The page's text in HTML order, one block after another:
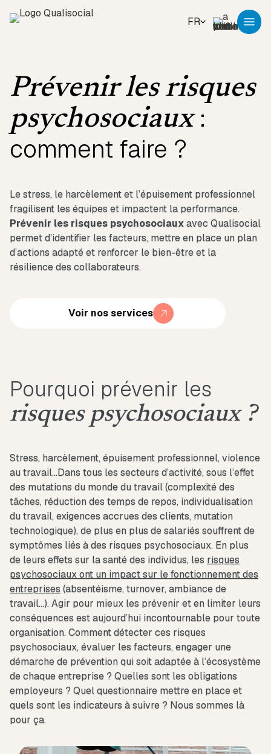
FR
Prévenir les risques
psychosociaux:
comment faire ?
Le stress, le harcèlement et l’épuisement professionnel
fragilisent les équipes et impactent la performance.
Prévenir les risques psychosociauxavec Qualisocial
permet d’identifier les facteurs, mettre en place un plan
d’actions adapté et renforcer le bien-être et la
résilience des collaborateurs.
Voir nos services
Pourquoi prévenir les
risques psychosociaux ?
Stress, harcèlement, épuisement professionnel, violence
au travail…Dans tous les secteurs d’activité, sous l’effet
des mutations du monde du travail (complexité des
tâches, réduction des temps de repos, individualisation
du travail, exigences accrues des clients, mutation
technologique), de plus en plus de salariés souffrent de
symptômes liés à des risques psychosociaux. En plus
de leurs effets sur la santé des individus, les risques
psychosociaux ont un impact sur le fonctionnement des
entreprises (absentéisme, turnover, ambiance de
travail…). Agir pour mieux les prévenir et en limiter leurs
conséquences est aujourd’hui incontournable pour toute
organisation. Comment détecter ces risques
psychosociaux, évaluer les facteurs, engager une
démarche de prévention qui soit adaptée à l’écosystème
de chaque entreprise ? Quelles sont les obligations
employeurs ? Quel questionnaire mettre en place et
quels sont les indicateurs à suivre ? Nous sommes là
pour ça.